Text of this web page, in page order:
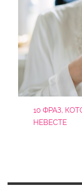
10 ФРАЗ,
НЕВЕСТЕ